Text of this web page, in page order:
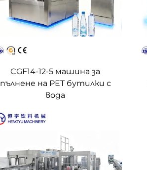
CGF14-12-5 машина за
пълнене на PET бутилки с
вода